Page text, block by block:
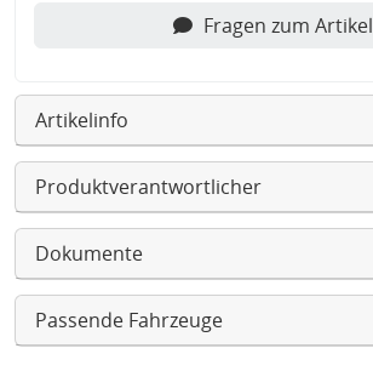
Fragen zum Artikel
Artikelinfo
Produktverantwortlicher
Dokumente
Passende Fahrzeuge